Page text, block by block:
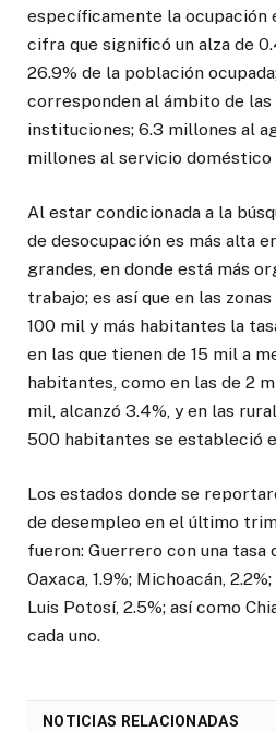
específicamente la
cifra que significó un alza de
26.9% de la población
corresponden al ámbito de
instituciones; 6.3 millones al
millones al servicio doméstico
Al estar condicionada a la
de desocupación es más alta
grandes, en donde está más
trabajo; es así que en las
100 mil y más habitantes la
en las que tienen de 15 mil a
habitantes, como en las de 2
mil, alcanzó 3.4%, y en las
500 habitantes se estableció
Los estados donde se
de desempleo en el último
fueron: Guerrero con una tasa
Oaxaca, 1.9%; Michoacán,
Luis Potosí, 2.5%; así como
cada uno.
NOTICIAS RELACIONADAS